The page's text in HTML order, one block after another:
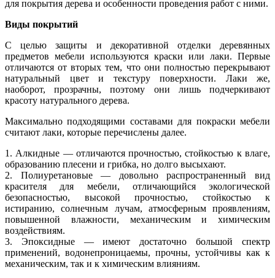
для покрытия дерева и особенности проведения работ с ними.
Виды покрытий
С целью защиты и декоративной отделки деревянных
предметов мебели используются краски или лаки. Первые
отличаются от вторых тем, что они полностью перекрывают
натуральный цвет и текстуру поверхности. Лаки же,
наоборот, прозрачны, поэтому они лишь подчеркивают
красоту натурального дерева.
Максимально подходящими составами для покраски мебели
считают лаки, которые перечислены далее.
1. Алкидные — отличаются прочностью, стойкостью к влаге,
образованию плесени и грибка, но долго высыхают.
2. Полиуретановые — довольно распространенный вид
красителя для мебели, отличающийся экологической
безопасностью, высокой прочностью, стойкостью к
истиранию, солнечным лучам, атмосферным проявлениям,
повышенной влажности, механическим и химическим
воздействиям.
3. Эпоксидные — имеют достаточно большой спектр
применений, водонепроницаемы, прочны, устойчивы как к
механическим, так и к химическим влияниям.